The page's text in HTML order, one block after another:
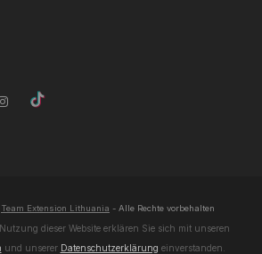
Team Extension Lithuania - Alle Rechte vorbehalten
dieser Website erklären Sie sich mit unseren
und unserer Datenschutzerklärung einverstanden.